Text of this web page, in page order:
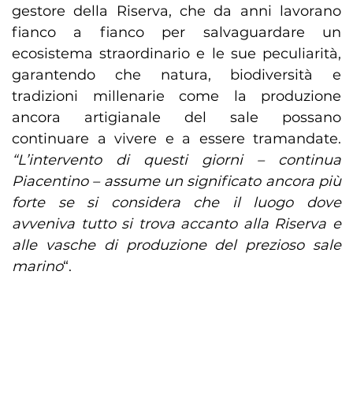
gestore della Riserva, che da anni lavorano
fianco a fianco per salvaguardare un
ecosistema straordinario e le sue peculiarità,
garantendo che natura, biodiversità e
tradizioni millenarie come la produzione
ancora artigianale del sale possano
continuare a vivere e a essere tramandate.
“L’intervento di questi giorni – continua
Piacentino – assume un significato ancora più
forte se si considera che il luogo dove
avveniva tutto si trova accanto alla Riserva e
alle vasche di produzione del prezioso sale
marino“.